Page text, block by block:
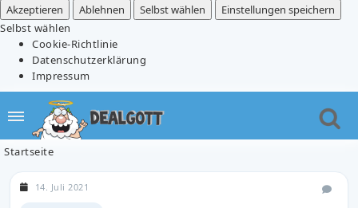
Akzeptieren
Ablehnen Selbst wählen
Einstellungen speichern
Selbst wählen
Cookie-Richtlinie
Datenschutzerklärung
Impressum
Startseite
14. Juli 2021